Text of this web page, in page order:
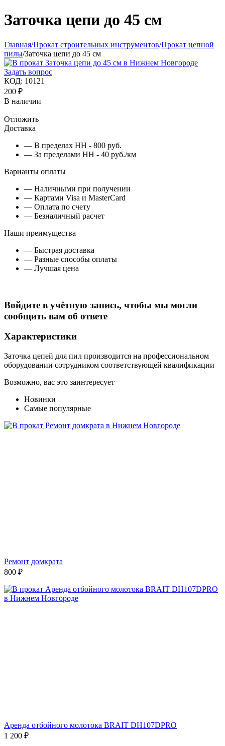
Заточка цепи до 45 см
Главная/Прокат строительных инструментов/Прокат цепной
пилы/Заточка цепи до 45 см
Задать вопрос
КОД: 10121
200 ₽
В наличии
Отложить
Доставка
— В пределах НН - 800 руб.
— За пределами НН - 40 руб./км
Варианты оплаты
— Наличными при получении
— Картами Visa и MasterCard
— Оплата по счету
— Безналичный расчет
Наши преимущества
— Быстрая доставка
— Разные способы оплаты
— Лучшая цена
Войдите в учётную запись, чтобы мы могли
сообщить вам об ответе
Характеристики
Заточка цепей для пил производится на профессиональном
оборудовании сотрудником соответствующей квалификации
Возможно, вас это заинтересует
Новинки
Самые популярные
Ремонт домкрата
800 ₽
Аренда отбойного молотока BRAIT DH107DPRO
1 200 ₽